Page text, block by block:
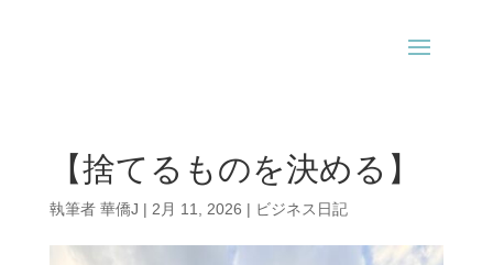
【捨てるものを決める】
執筆者 華僑J | 2月 11, 2026 | ビジネス日記